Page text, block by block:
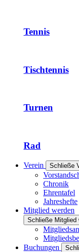
Tennis
Tischtennis
Turnen
Rad
Verein Schließe
Chronik
Ehrentafel
Jahreshefte
Mitglied werden
Schließe Mitglied
Buchungen